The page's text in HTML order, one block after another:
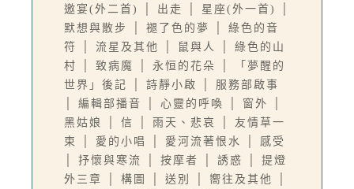
邀宴(外二首) │ 出走 │ 星座(外一首) │
默想與散步 │ 褪了色的夢 │ 綠色的音
符 │ 流星及其他 │ 鼠與人 │ 綠色的山
村 │ 致病魔 │ 永恒的花朵 │ 「夢醒的
世界」後記 │ 詩靜小啟 │ 服務部啟事
│ 編輯部播音 │ 心靈的呼喚 │ 窗外 │
黑姑娘 │ 信 │ 雨天、悲哀 │ 友情草一
束 │ 愛的小唱 │ 愛河流著恨水 │ 感受
│ 抒懷與寒流 │ 按摩者 │ 誘惑 │ 提燈
外三章 │ 構圖 │ 送別 │ 嚮往及其他 │